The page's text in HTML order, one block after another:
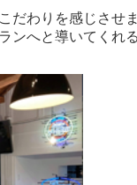
だわりを感じさせま
ンへと導いてくれ